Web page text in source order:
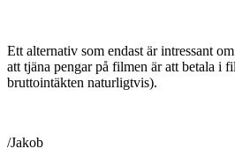
Ett alternativ som endast är intressant
att tjäna pengar på filmen är att betala i
bruttointäkten naturligtvis).
/Jakob